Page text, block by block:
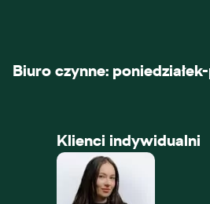
Biuro czynne:
Klienci indywidualni